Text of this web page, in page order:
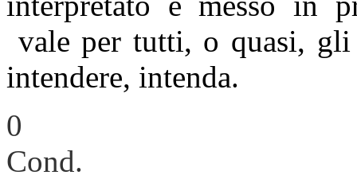
vale per tutti, o quasi,
intendere, intenda.
0
Cond.